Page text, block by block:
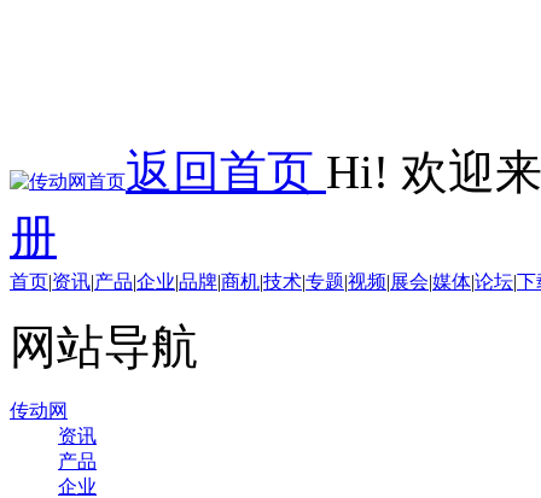
返回首页 Hi! 欢迎
册
首页|资讯|产品|企业|品牌|商机|技术|专题|视频|展会|媒体|论坛|下
网站导航
传动网
资讯
产品
企业